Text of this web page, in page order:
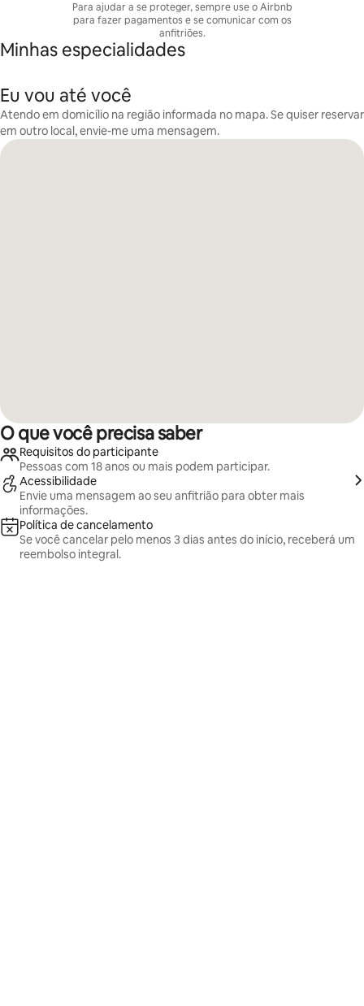
Para ajudar a se proteger, sempre use o Airbnb
para fazer pagamentos e se comunicar com os
anfitriões.
Minhas especialidades
Eu vou até você
Atendo em domicílio na região informada no mapa. Se quiser reservar
em outro local, envie-me uma mensagem.
O que você precisa saber
Requisitos do participante
Pessoas com 18 anos ou mais podem participar.
Acessibilidade
Envie uma mensagem ao seu anfitrião para obter mais
informações.
Política de cancelamento
Se você cancelar pelo menos 3 dias antes do início, receberá um
reembolso integral.